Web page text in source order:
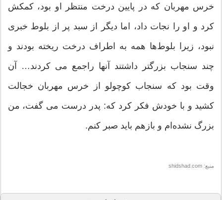
خرس مهربان که در پایین درخت منتظر او بود، کمکش
کرد و او را نجات داد، اما دیگر از سبد پر از بلوط خبری
نبود، زیرا بلوط‌ها همه به اطراف درخت ریخته بودند و
چند سنجاب بزرگتر داشتند آنها راجمع می کردند… آن
وقت بود که سنجاب کوچولو از خرس مهربان خجالت
کشید و با خودش فکر کرد که: پدر درست می گفت، من
بزرگ نشده‌ام و بازهم باید صبر کنم.
منبع: shidshad.com